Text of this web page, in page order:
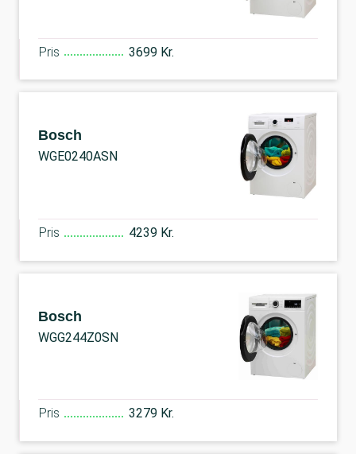
Pris 3699 Kr.
Bosch
WGE0240ASN
Pris 4239 Kr.
Bosch
WGG244Z0SN
Pris 3279 Kr.